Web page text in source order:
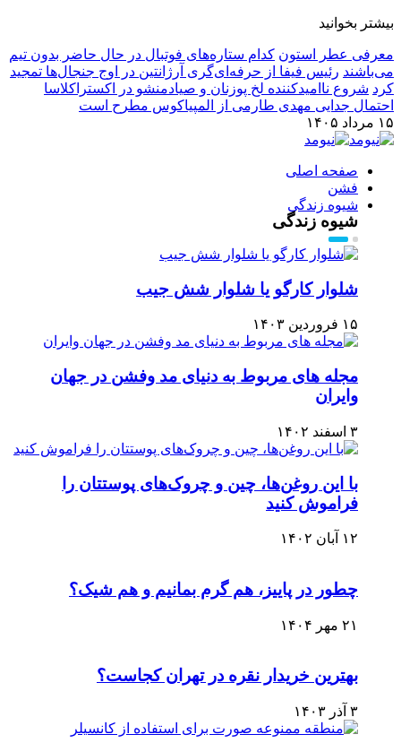
بیشتر بخوانید
معرفی عطر استون کدام ستاره‌های فوتبال در حال حاضر بدون تیم
می‌باشند رئیس فیفا از حرفه‌ای‌گری آرژانتین در اوج جنجال‌ها تمجید
کرد شروع ناامیدکننده لخ پوزنان و صیادمنشو در اکستراکلاسا
احتمال جدایی مهدی طارمی از المپیاکوس مطرح است
۱۵ مرداد ۱۴۰۵
صفحه اصلی
فشن
شیوه زندگی
شیوه زندگی
شلوار کارگو یا شلوار شش جیب
۱۵ فروردین ۱۴۰۳
مجله های مربوط به دنیای مد وفشن در جهان
وایران
۳ اسفند ۱۴۰۲
با این روغن‌ها، چین و چروک‌های پوستتان را
فراموش کنید
۱۲ آبان ۱۴۰۲
چطور در پاییز، هم گرم بمانیم و هم شیک؟
۲۱ مهر ۱۴۰۴
بهترین خریدار نقره در تهران کجاست؟
۳ آذر ۱۴۰۳